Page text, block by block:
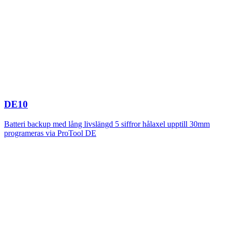
DE10
Batteri backup med lång livslängd 5 siffror hålaxel upptill 30mm
programeras via ProTool DE